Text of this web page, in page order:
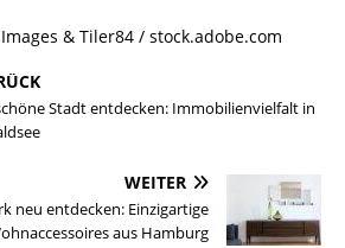
& Tiler84 / stock.adobe.com
Stadt entdecken: Immobilienvielfalt in
WEITER
neu entdecken: Einzigartige
aus Hamburg